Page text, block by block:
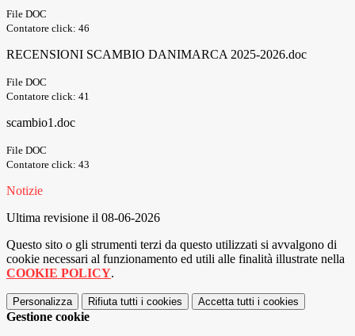
File DOC
Contatore click: 46
RECENSIONI SCAMBIO DANIMARCA 2025-2026.doc
File DOC
Contatore click: 41
scambio1.doc
File DOC
Contatore click: 43
Notizie
Ultima revisione il 08-06-2026
Questo sito o gli strumenti terzi da questo utilizzati si avvalgono di
cookie necessari al funzionamento ed utili alle finalità illustrate nella
COOKIE POLICY.
Personalizza Rifiuta tutti i cookies Accetta tutti i cookies
Gestione cookie